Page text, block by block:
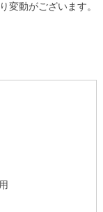
変動がございます。